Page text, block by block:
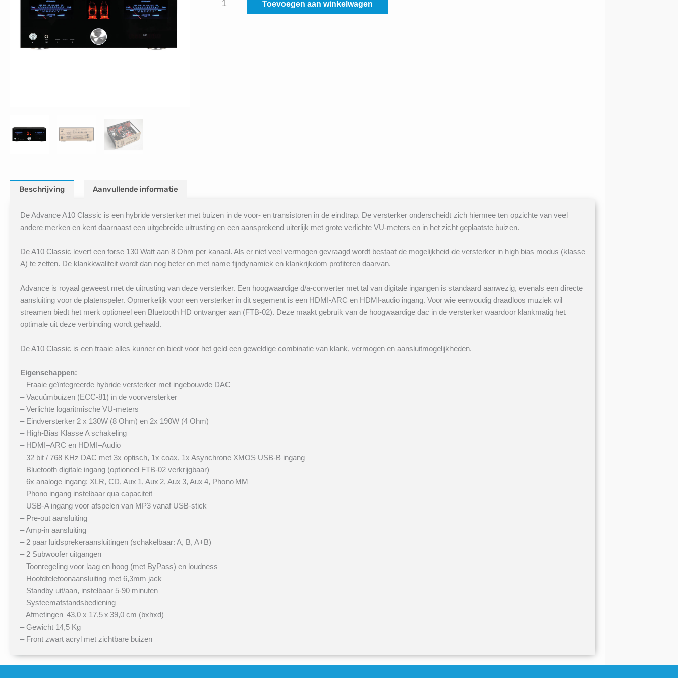
Toevoegen aan winkelwagen
Beschrijving Aanvullende informatie
De Advance A10 Classic is een hybride versterker met buizen in de voor- en transistoren in de eindtrap. De versterker onderscheidt zich hiermee ten opzichte van veel
andere merken en kent daarnaast een uitgebreide uitrusting en een aansprekend uiterlijk met grote verlichte VU-meters en in het zicht geplaatste buizen.
De A10 Classic levert een forse 130 Watt aan 8 Ohm per kanaal. Als er niet veel vermogen gevraagd wordt bestaat de mogelijkheid de versterker in high bias modus (klasse
A) te zetten. De klankkwaliteit wordt dan nog beter en met name fijndynamiek en klankrijkdom profiteren daarvan.
Advance is royaal geweest met de uitrusting van deze versterker. Een hoogwaardige d/a-converter met tal van digitale ingangen is standaard aanwezig, evenals een directe
aansluiting voor de platenspeler. Opmerkelijk voor een versterker in dit segement is een HDMI-ARC en HDMI-audio ingang. Voor wie eenvoudig draadloos muziek wil
streamen biedt het merk optioneel een Bluetooth HD ontvanger aan (FTB-02). Deze maakt gebruik van de hoogwaardige dac in de versterker waardoor klankmatig het
optimale uit deze verbinding wordt gehaald.
De A10 Classic is een fraaie alles kunner en biedt voor het geld een geweldige combinatie van klank, vermogen en aansluitmogelijkheden.
Eigenschappen:
– Fraaie geïntegreerde hybride versterker met ingebouwde DAC
– Vacuümbuizen (ECC-81) in de voorversterker
– Verlichte logaritmische VU-meters
– Eindversterker 2 x 130W (8 Ohm) en 2x 190W (4 Ohm)
– High-Bias Klasse A schakeling
– HDMI–ARC en HDMI–Audio
– 32 bit / 768 KHz DAC met 3x optisch, 1x coax, 1x Asynchrone XMOS USB-B ingang
– Bluetooth digitale ingang (optioneel FTB-02 verkrijgbaar)
– 6x analoge ingang: XLR, CD, Aux 1, Aux 2, Aux 3, Aux 4, Phono MM
– Phono ingang instelbaar qua capaciteit
– USB-A ingang voor afspelen van MP3 vanaf USB-stick
– Pre-out aansluiting
– Amp-in aansluiting
– 2 paar luidsprekeraansluitingen (schakelbaar: A, B, A+B)
– 2 Subwoofer uitgangen
– Toonregeling voor laag en hoog (met ByPass) en loudness
– Hoofdtelefoonaansluiting met 6,3mm jack
– Standby uit/aan, instelbaar 5-90 minuten
– Systeemafstandsbediening
– Afmetingen 43,0 x 17,5 x 39,0 cm (bxhxd)
– Gewicht 14,5 Kg
– Front zwart acryl met zichtbare buizen